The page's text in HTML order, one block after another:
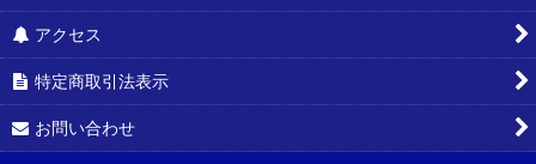
アクセス
特定商取引法表示
お問い合わせ